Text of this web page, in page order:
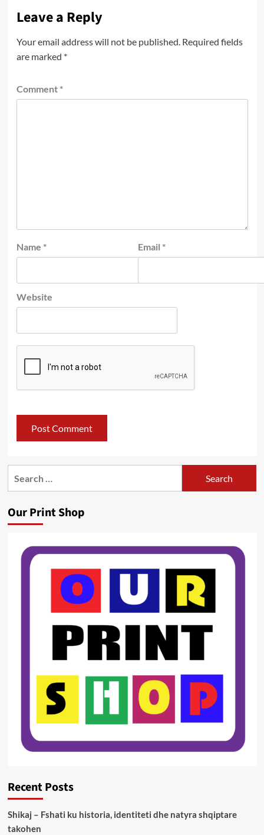
Leave a Reply
Your email address will not be published. Required fields
are marked *
Comment *
Name * Email *
Website
Our Print Shop
Recent Posts
Shikaj – Fshati ku historia, identiteti dhe natyra shqiptare
takohen